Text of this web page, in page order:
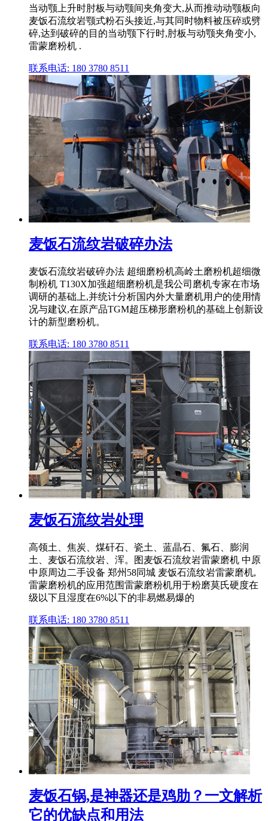
当动颚上升时肘板与动颚间夹角变大,从而推动动颚板向
麦饭石流纹岩颚式粉石头接近,与其同时物料被压碎或劈
碎,达到破碎的目的当动颚下行时,肘板与动颚夹角变小,
雷蒙磨粉机 .
联系电话: 180 3780 8511
麦饭石流纹岩破碎办法
麦饭石流纹岩破碎办法 超细磨粉机高岭土磨粉机超细微
制粉机 T130X加强超细磨粉机是我公司磨机专家在市场
调研的基础上,并统计分析国内外大量磨机用户的使用情
况与建议,在原产品TGM超压梯形磨粉机的基础上创新设
计的新型磨粉机。
联系电话: 180 3780 8511
麦饭石流纹岩处理
高领土、焦炭、煤矸石、瓷土、蓝晶石、氟石、膨润
土、麦饭石流纹岩、浑。图麦饭石流纹岩雷蒙磨机 中原
中原周边二手设备 郑州58同城 麦饭石流纹岩雷蒙磨机,
雷蒙磨粉机的应用范围雷蒙磨粉机用于粉磨莫氏硬度在
级以下且湿度在6%以下的非易燃易爆的
联系电话: 180 3780 8511
麦饭石锅,是神器还是鸡肋？一文解析
它的优缺点和用法